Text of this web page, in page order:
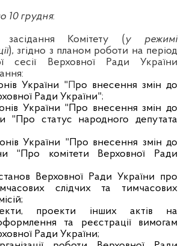
10 грудня:
засідання Комітету ( у режимі
),згідно з планом роботи на період
сесії Верховної Ради України
України "Про внесення змін до
Ради України";
України " Про внесення змін до
" Про статус народного депутата
України " Про внесення змін до
" Про комітети Верховної Ради
Верховної Ради України про
слідчих та тимчасових
проекти інших актів на
оформлення та реєстрації вимогам
Ради України;